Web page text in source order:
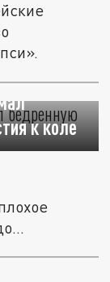
к коле